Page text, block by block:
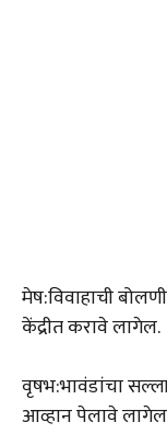
मेष:विवाहाची
केंद्रीत करावे लागेल.
वृषभ:भावंडांचा
आव्हान पेलावे